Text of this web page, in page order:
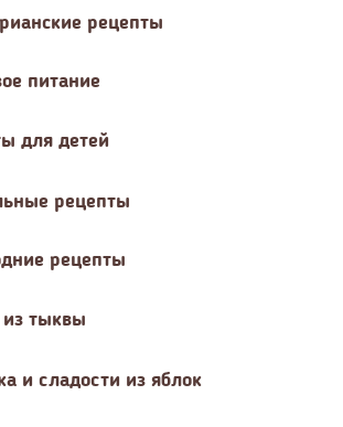
рецепты
питание
для детей
рецепты
рецепты
тыквы
и сладости из яблок